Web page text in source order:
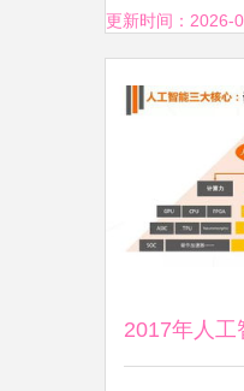
更新时间：2026-
2017年人工